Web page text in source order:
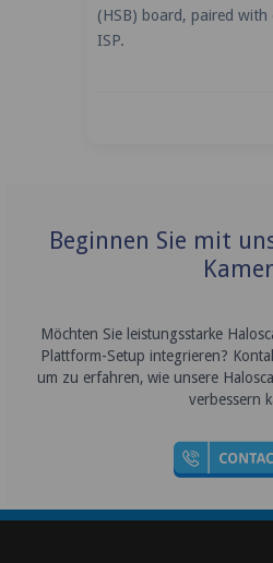
(HSB) board, paired
ISP.
Beginnen Sie mit
Möchten Sie leistungsstarke
Plattform-Setup integrieren?
um zu erfahren, wie unsere
verbessern